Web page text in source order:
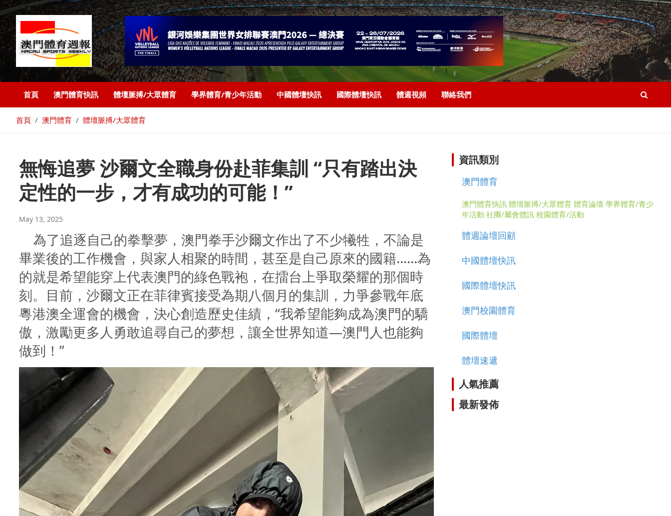
首頁 澳門體育快訊 體壇脈搏/大眾體育 學界體育/青少年活動 中國體壇快訊 國際體壇快訊 體週視頻 聯絡我們
首頁 澳門體育 體壇脈搏/大眾體育
無悔追夢 沙爾文全職身份赴菲集訓 “只有踏出決
定性的一步，才有成功的可能！”
May 13, 2025
為了追逐自己的拳擊夢，澳門拳手沙爾文作出了不少犧牲，不論是
畢業後的工作機會，與家人相聚的時間，甚至是自己原來的國籍……為
的就是希望能穿上代表澳門的綠色戰袍，在擂台上爭取榮耀的那個時
刻。目前，沙爾文正在菲律賓接受為期八個月的集訓，力爭參戰年底
粵港澳全運會的機會，決心創造歷史佳績，“我希望能夠成為澳門的驕
傲，激勵更多人勇敢追尋自己的夢想，讓全世界知道—澳門人也能夠
做到！”
資訊類別
澳門體育
澳門體育快訊 體壇脈搏/大眾體育 體育論壇 學界體育/青少
年活動 社團/屬會體訊 校園體育/活動
體週論壇回顧
中國體壇快訊
國際體壇快訊
澳門校園體育
國際體壇
體壇速遞
人氣推薦
最新發佈